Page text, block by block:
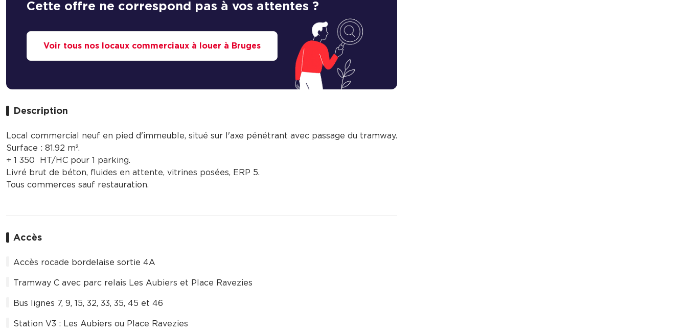
Cette offre ne correspond pas à vos attentes ?
Voir tous nos locaux commerciaux à louer à Bruges
Description
Local commercial neuf en pied d'immeuble, situé sur l'axe pénétrant avec passage du tramway.
Surface : 81.92 m².
+ 1 350  HT/HC pour 1 parking.
Livré brut de béton, fluides en attente, vitrines posées, ERP 5.
Tous commerces sauf restauration.
Accès
Accès rocade bordelaise sortie 4A
Tramway C avec parc relais Les Aubiers et Place Ravezies
Bus lignes 7, 9, 15, 32, 33, 35, 45 et 46
Station V3 : Les Aubiers ou Place Ravezies